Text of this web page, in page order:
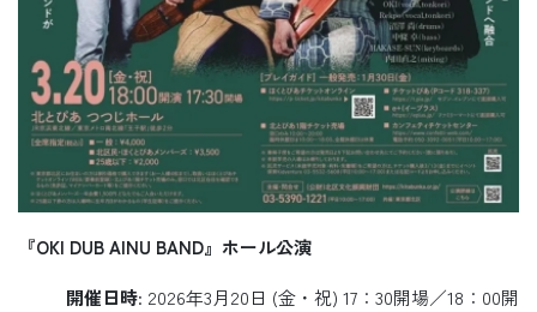
『OKI DUB AINU BAND』ホール公演
開催日時: 2026年3月20日 (金・祝) 17：30開場／18：00開